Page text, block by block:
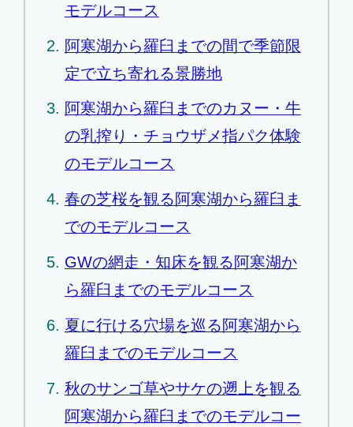
モデルコース
阿寒湖から羅臼までの間で季節限
定で立ち寄れる景勝地
阿寒湖から羅臼までのカヌー・牛
の乳搾り・チョウザメ指パク体験
のモデルコース
春の芝桜を観る阿寒湖から羅臼ま
でのモデルコース
GWの網走・知床を観る阿寒湖か
ら羅臼までのモデルコース
夏に行ける穴場を巡る阿寒湖から
羅臼までのモデルコース
秋のサンゴ草やサケの遡上を観る
阿寒湖から羅臼までのモデルコー